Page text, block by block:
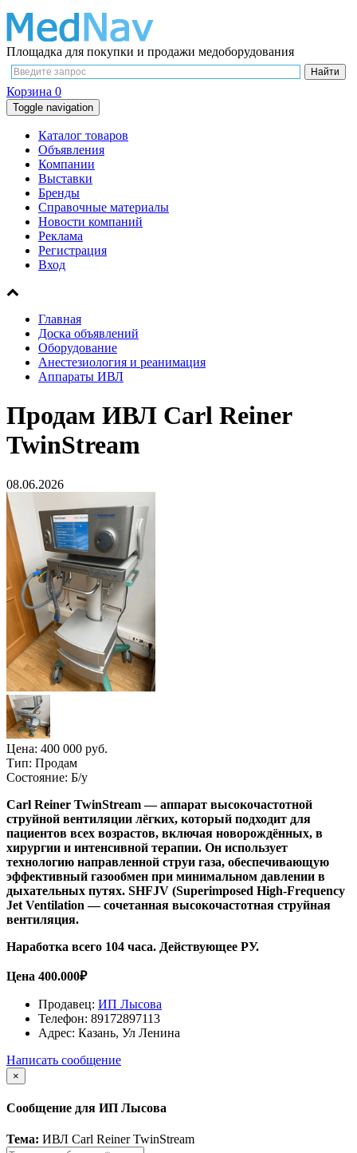
Площадка для покупки и продажи медоборудования
Корзина 0
Toggle navigation
Каталог товаров
Объявления
Компании
Выставки
Бренды
Справочные материалы
Новости компаний
Реклама
Регистрация
Вход
Главная
Доска объявлений
Оборудование
Анестезиология и реанимация
Аппараты ИВЛ
Продам ИВЛ Сarl Reiner
TwinStream
08.06.2026
Цена: 400 000 руб.
Тип: Продам
Состояние: Б/у
Сarl Reiner TwinStream — аппарат высокочастотной
струйной вентиляции лёгких, который подходит для
пациентов всех возрастов, включая новорождённых, в
хирургии и интенсивной терапии. Он использует
технологию направленной струи газа, обеспечивающую
эффективный газообмен при минимальном давлении в
дыхательных путях. SHFJV (Superimposed High-Frequency
Jet Ventilation — сочетанная высокочастотная струйная
вентиляция.
Наработка всего 104 часа. Действующее РУ.
Цена 400.000₽
Продавец: ИП Лысова
Телефон: 89172897113
Адрес: Казань, Ул Ленина
Написать сообщение
×
Сообщение для ИП Лысова
Тема: ИВЛ Сarl Reiner TwinStream